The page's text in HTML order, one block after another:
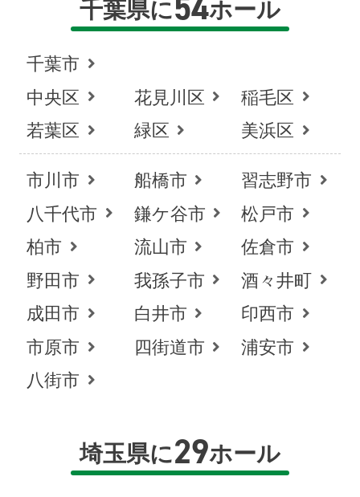
千葉県に ホール
千葉市
中央区
花見川区
稲毛区
若葉区
緑区 美浜区
市川市 船橋市
習志野市
八千代市
鎌ケ谷市
松戸市
柏市
流山市
佐倉市
野田市
我孫子市
酒々井町
成田市
白井市
印西市
市原市
四街道市
浦安市
八街市
埼玉県に29ホール